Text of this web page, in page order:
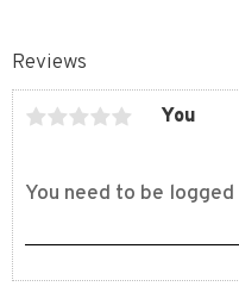
Reviews
You